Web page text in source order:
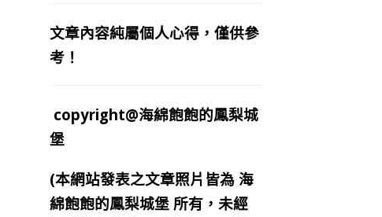
文章內容純屬個人心得，僅供參
考！
copyright@海綿飽飽的鳳梨城
堡
(本網站發表之文章照片皆為 海
綿飽飽的鳳梨城堡 所有，未經